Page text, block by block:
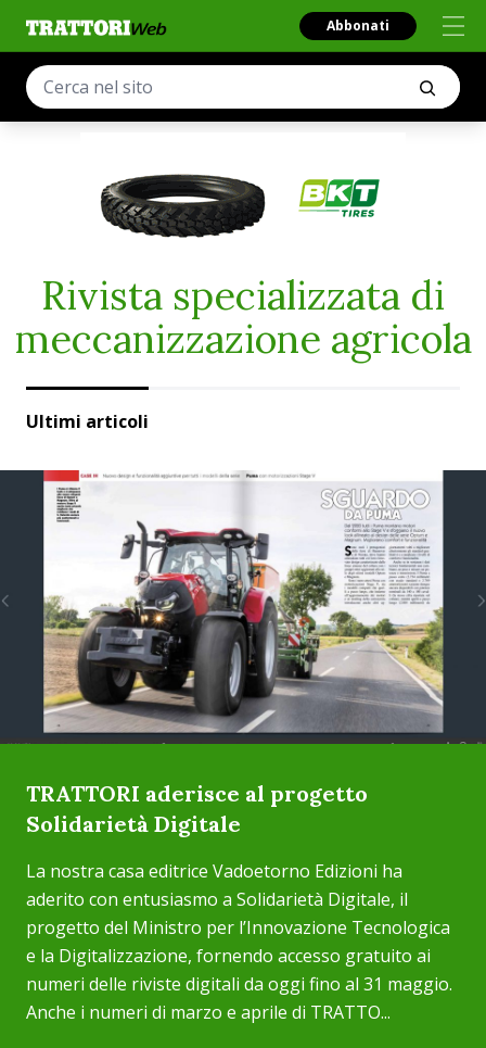
Abbonati
Rivista specializzata di
meccanizzazione agricola
Ultimi articoli
TRATTORI aderisce al progetto
Solidarietà Digitale
La nostra casa editrice Vadoetorno Edizioni ha
aderito con entusiasmo a Solidarietà Digitale, il
progetto del Ministro per l’Innovazione Tecnologica
e la Digitalizzazione, fornendo accesso gratuito ai
numeri delle riviste digitali da oggi fino al 31 maggio.
Anche i numeri di marzo e aprile di TRATTO...